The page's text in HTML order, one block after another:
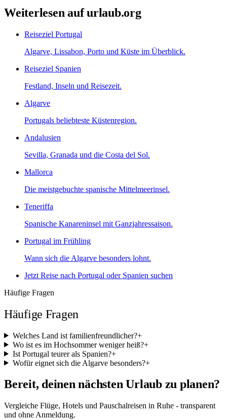
Weiterlesen auf urlaub.org
Reiseziel Portugal
Algarve, Lissabon, Porto und Küste im Überblick.
Reiseziel Spanien
Festland, Inseln und Reisezeit.
Algarve
Portugals beliebteste Küstenregion.
Andalusien
Sevilla, Granada und die Costa del Sol.
Mallorca
Die meistgebuchte spanische Mittelmeerinsel.
Teneriffa
Spanische Kanareninsel mit Ganzjahressaison.
Portugal im Frühling
Wann sich die Algarve besonders lohnt.
Jetzt Reise nach Portugal oder Spanien suchen
Häufige Fragen
Häufige Fragen
Welches Land ist familienfreundlicher?+
Wo ist es im Hochsommer weniger heiß?+
Ist Portugal teurer als Spanien?+
Wofür eignet sich die Algarve besonders?+
Bereit, deinen nächsten Urlaub zu planen?
Vergleiche Flüge, Hotels und Pauschalreisen in Ruhe - transparent
und ohne Anmeldung.